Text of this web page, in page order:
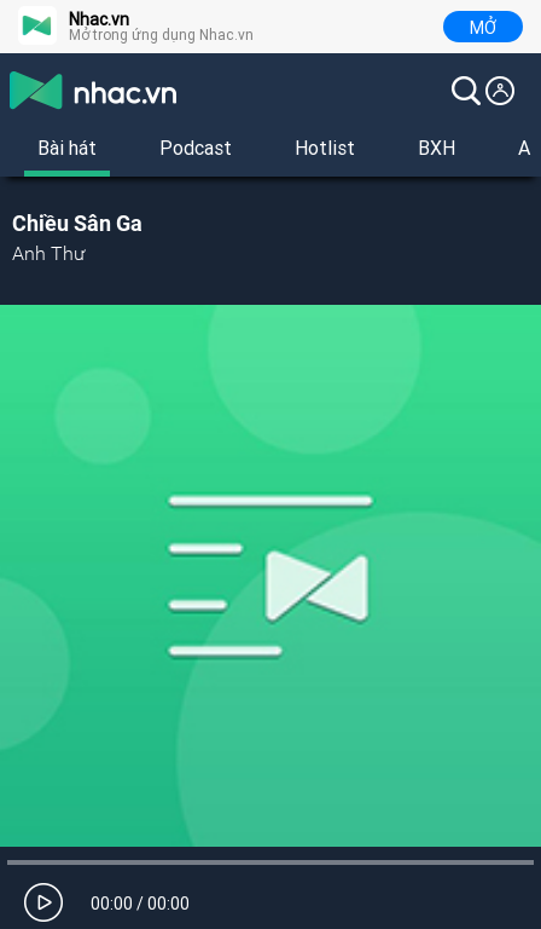
Nhac.vn
Mở trong ứng dụng Nhac.vn MỞ
Bài hát Podcast Hotlist BXH
Chiều Sân Ga
Anh Thư
00:00 /00:00